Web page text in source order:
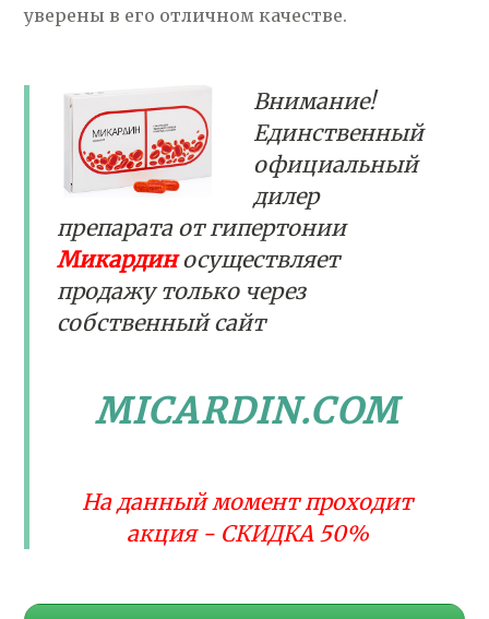
уверены в его отличном качестве.
Внимание!
Единственный
официальный
дилер
препарата от гипертонии
Микардиносуществляет
продажу только через
собственный сайт
MICARDIN.COM
На данный момент проходит
акция - СКИДКА 50%